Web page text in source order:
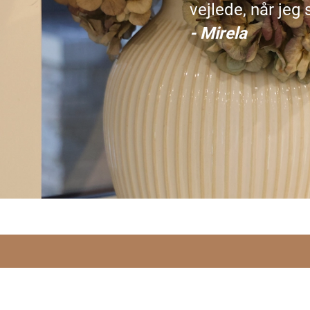
vejlede, når jeg
- Mirela